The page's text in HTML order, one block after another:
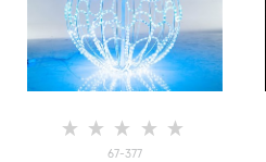
67-377